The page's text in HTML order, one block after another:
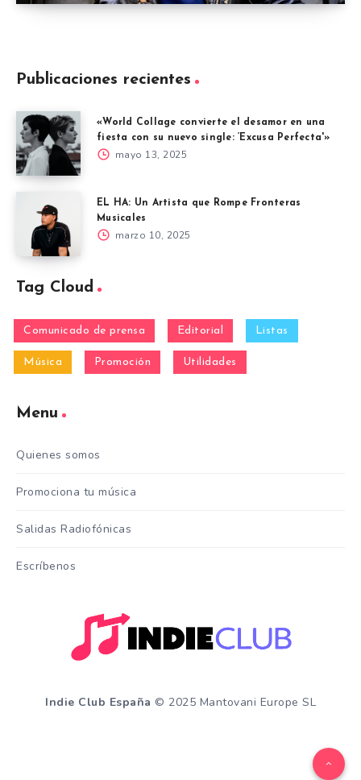
Publicaciones recientes
«World Collage convierte el desamor en una
fiesta con su nuevo single: ‘Excusa Perfecta'»
mayo 13, 2025
EL HA: Un Artista que Rompe Fronteras
Musicales
marzo 10, 2025
Tag Cloud
Comunicado de prensa Editorial Listas
Música Promoción Utilidades
Menu
Quienes somos
Promociona tu música
Salidas Radiofónicas
Escríbenos
Indie Club España © 2025 Mantovani Europe SL